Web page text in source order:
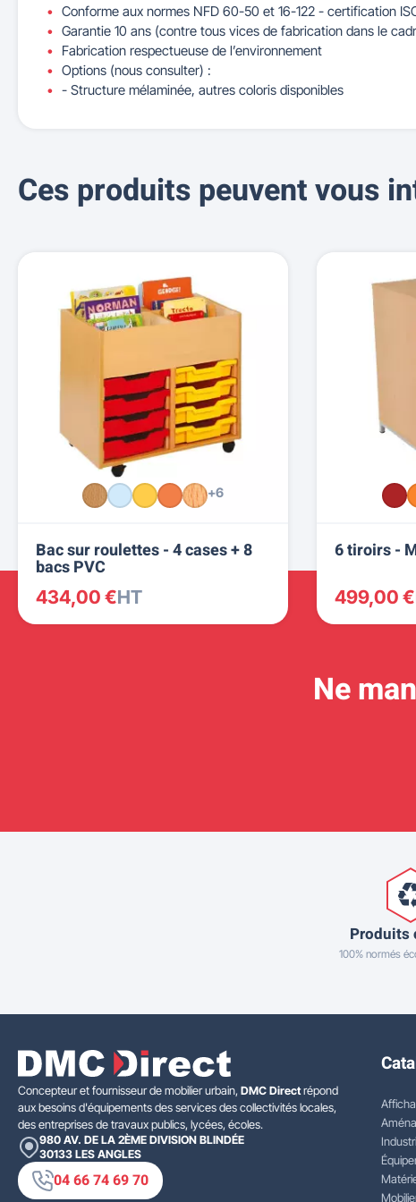
Conforme aux normes NFD 60-50 et 16-122 - certification
Garantie 10 ans (contre tous vices de fabrication dans le
Fabrication respectueuse de l’environnement
Options (nous consulter) :
- Structure mélaminée, autres coloris disponibles
Ces produits peuvent vous
+6
Bac sur roulettes - 4 cases + 8
bacs PVC
434,00 €HT
6 tiroirs -
499,00 €
Ne
Produits
100% normés
Concepteur et fournisseur de mobilier urbain, DMC Directrépond
aux besoins d'équipements des services des collectivités locales,
des entreprises de travaux publics, lycées, écoles.
980 AV. DE LA 2ÈME DIVISION BLINDÉE
30133 LES ANGLES
04 66 74 69 70